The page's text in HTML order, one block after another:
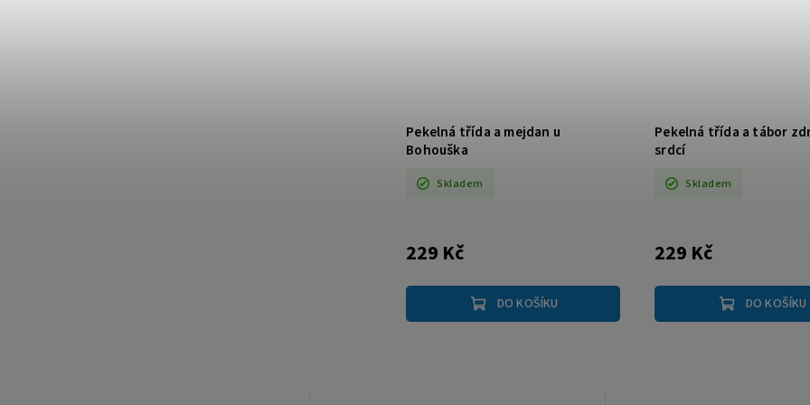
Pekelná třída a mejdan u
Bohouška
Skladem
229 Kč
DO KOŠÍKU
Pekelná třída a tábor
srdcí
Skladem
229 Kč
DO KOŠÍKU